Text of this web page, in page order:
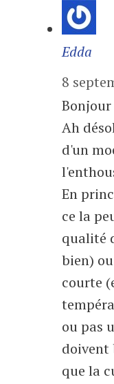
Edda
8
Ah
d'un
En
ce la
qualité
bien)
courte
ou pas
doivent
que la